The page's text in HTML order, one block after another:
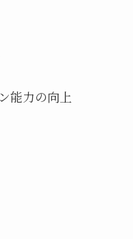
能⼒の向上